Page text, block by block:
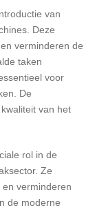
van
Deze
verminderen de
taken
voor
De
van het
rol in de
Ze
verminderen
de moderne